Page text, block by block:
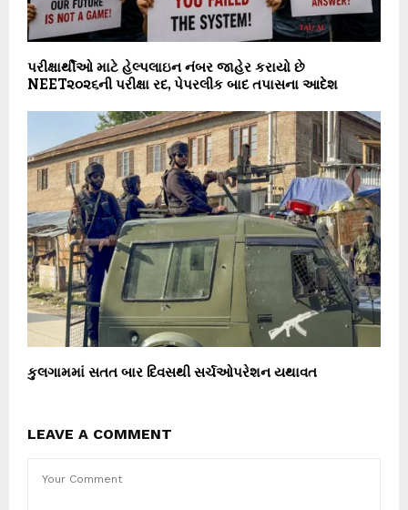
પરીક્ષાર્થીઓ માટે હેલ્પલાઇન નંબર જાહેર કરાયો છે
NEET૨૦૨૬ની પરીક્ષા રદ, પેપરલીક બાદ તપાસના આદેશ
કુલગામમાં સતત બાર દિવસથી સર્ચઓપરેશન યથાવત
LEAVE A COMMENT